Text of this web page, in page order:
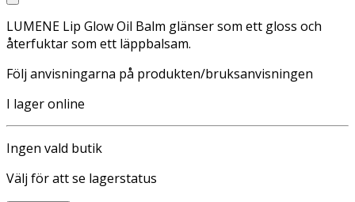
LUMENE Lip Glow Oil Balm glänser som ett gloss och
återfuktar som ett läppbalsam.
Följ anvisningarna på produkten/bruksanvisningen
I lager online
Ingen vald butik
Välj för att se lagerstatus